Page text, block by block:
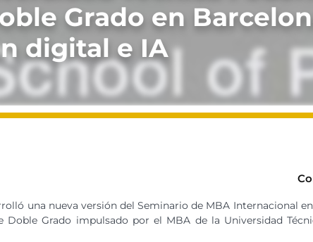
Grado en
digital e IA
una nueva versión del Seminario de MBA Internacional
Grado impulsado por el MBA de la Universidad